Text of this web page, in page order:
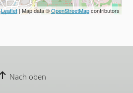
Leaflet| Map data ©OpenStreetMapcontributors
Nach oben